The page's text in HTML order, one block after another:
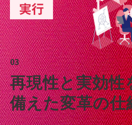
03
再現性と実効性
備えた変革の仕